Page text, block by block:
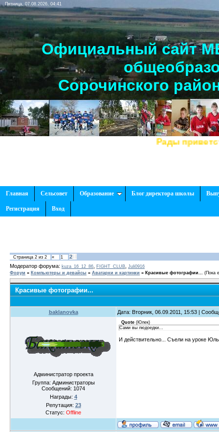
Пятница, 07.08.2026, 04:41
Официальный сайт
Сорочинского
Рады
Главная Сельсовет Образование Блог директора школы
Регистрация Вход
Страница 2 из 2 « 1
2
Модератор форума: kuza_16_12_86, FIGHT_CLUB, Juli0916
Форум » Компьютеры и девайсы » Аватарки и картинки » Красивые фотографии... (Пока
Красивые фотографии...
baklanovka Дата: Вторник, 06.09.2011, 15:53 |
Администратор проекта
Группа: Администраторы
Сообщений: 1074
Награды: 4
Репутация: 23
Статус: Offline
Quote (Юлек)
Сами вы людоедки...
И действительно... Съели на уроке